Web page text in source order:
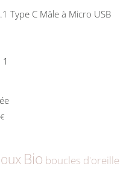
Type C Mâle à Micro USB
5
€
Bio boucles d'oreille